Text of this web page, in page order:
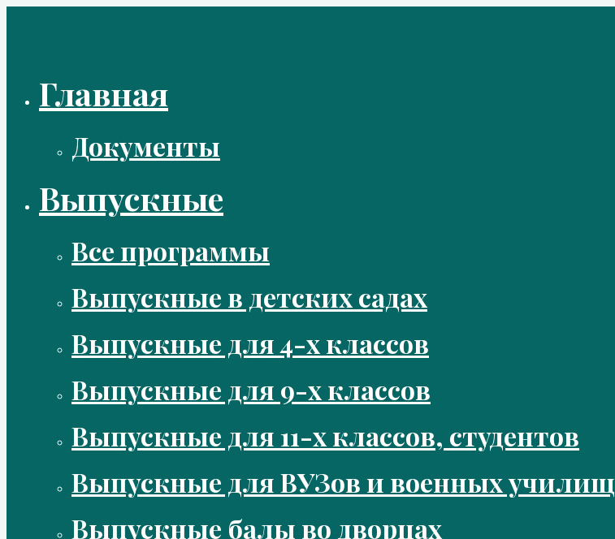
Главная
Документы
Выпускные
Все программы
Выпускные в детских садах
Выпускные для 4-х классов
Выпускные для 9-х классов
Выпускные для 11-х классов, студентов
Выпускные для ВУЗов и военных училищ
Выпускные балы во дворцах